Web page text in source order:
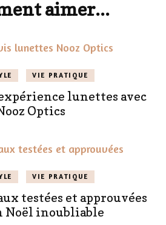
aimer...
VIE PRATIQUE
lunettes avec
Optics
VIE PRATIQUE
testées et approuvées
Noël inoubliable